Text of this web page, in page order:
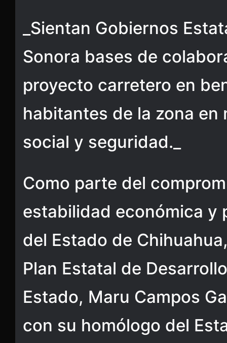
_Sientan Gobiernos
Sonora bases de
proyecto carretero en
habitantes de la zona en
social y seguridad._
Como parte del
estabilidad económica y
del Estado de
Plan Estatal de
Estado, Maru Campos
con su homólogo del